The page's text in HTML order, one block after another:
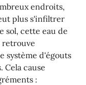
endroits,
plus s'infiltrer
sol, cette eau de
retrouve
système d'égouts
Cela cause
: